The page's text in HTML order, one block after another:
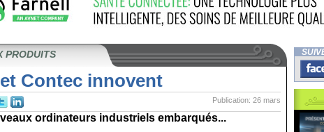
PRODUITS
Contec innovent
Publication: 26 mars
ordinateurs industriels embarqués...